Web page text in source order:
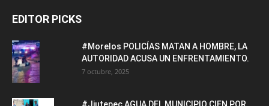
EDITOR PICKS
#Morelos POLICÍAS MATAN A HOMBRE, LA
AUTORIDAD ACUSA UN ENFRENTAMIENTO.
7 octubre, 2025